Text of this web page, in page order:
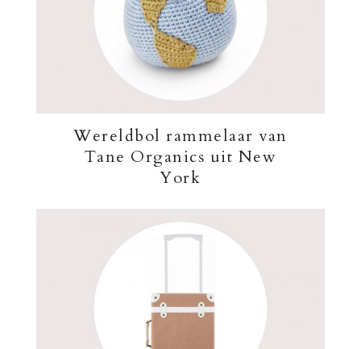
Wereldbol rammelaar van
Tane Organics uit New
York